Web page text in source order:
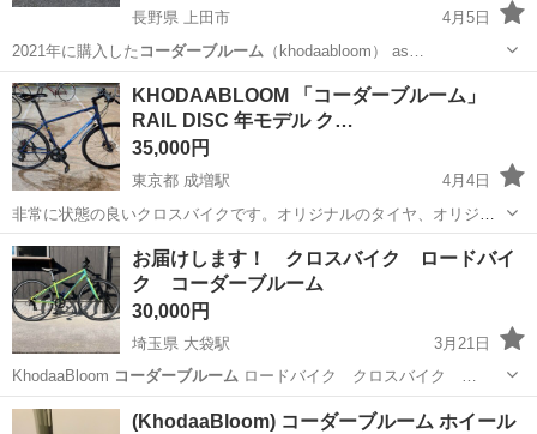
長野県 上田市
4月5日
2021年に購入した コーダーブルーム （khodaabloom） as…
長野 上田市
KHODAABLOOM 「コーダーブルーム」
RAIL DISC 年モデル ク…
35,000円
東京都 成増駅
4月4日
非常に状態の良いクロスバイクです。オリジナルのタイヤ、オリジナ
ルのシート、オリジナルのギア。 ギア: 3*7 身長: 165-190 私の身長は
6 フィートですが、この自転車はとても快適です。身長が低い人向け
に、サド...
東京 板橋区 成増駅 クロスバイク コーダーブルーム
お届けします！ クロスバイク ロードバイ
ク コーダーブルーム
30,000円
埼玉県 大袋駅
3月21日
KhodaaBloom コーダーブルーム ロードバイク クロスバイク …
埼玉 北葛飾郡 クロスバイク コーダーブルーム
(KhodaaBloom) コーダーブルーム ホイール